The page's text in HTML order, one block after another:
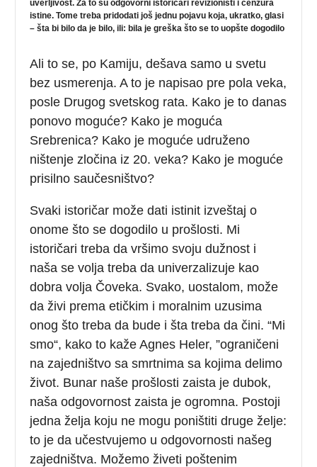
uverljivost. Za to su odgovorni istoričari revizionisti i cenzura
istine. Tome treba pridodati još jednu pojavu koja, ukratko, glasi
– šta bi bilo da je bilo, ili: bila je greška što se to uopšte dogodilo
Ali to se, po Kamiju, dešava samo u svetu
bez usmerenja. A to je napisao pre pola veka,
posle Drugog svetskog rata. Kako je to danas
ponovo moguće? Kako je moguća
Srebrenica? Kako je moguće udruženo
ništenje zločina iz 20. veka? Kako je moguće
prisilno saučesništvo?
Svaki istoričar može dati istinit izveštaj o
onome što se dogodilo u prošlosti. Mi
istoričari treba da vršimo svoju dužnost i
naša se volja treba da univerzalizuje kao
dobra volja Čoveka. Svako, uostalom, može
da živi prema etičkim i moralnim uzusima
onog što treba da bude i šta treba da čini. “Mi
smo“, kako to kaže Agnes Heler, ”ograničeni
na zajedništvo sa smrtnima sa kojima delimo
život. Bunar naše prošlosti zaista je dubok,
naša odgovornost zaista je ogromna. Postoji
jedna želja koju ne mogu poništiti druge želje:
to je da učestvujemo u odgovornosti našeg
zajedništva. Možemo živeti poštenim